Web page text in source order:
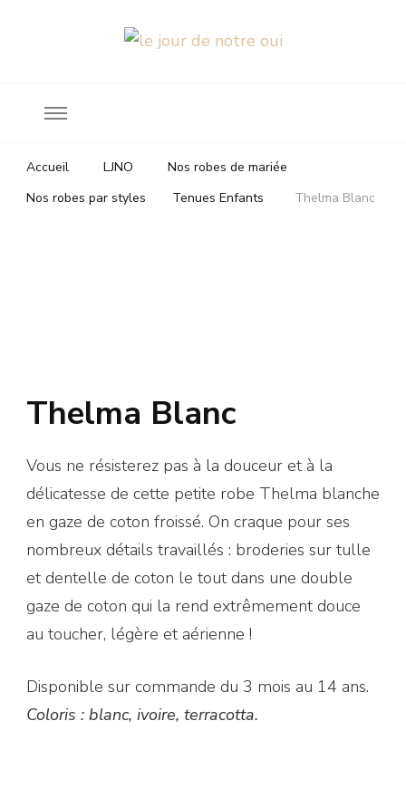
Accueil LJNO
Nos robes de mariée
Nos robes par styles
Tenues Enfants Thelma Blanc
Thelma Blanc
Vous ne résisterez pas à la douceur et à la
délicatesse de cette petite robe Thelma blanche
en gaze de coton froissé. On craque pour ses
nombreux détails travaillés : broderies sur tulle
et dentelle de coton le tout dans une double
gaze de coton qui la rend extrêmement douce
au toucher, légère et aérienne !
Disponible sur commande du 3 mois au 14 ans.
Coloris : blanc, ivoire, terracotta.